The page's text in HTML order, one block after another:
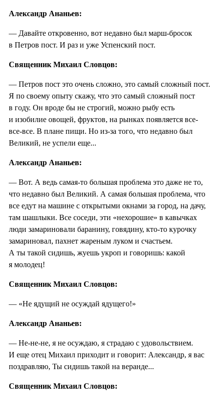
Александр Ананьев:
— Давайте откровенно, вот недавно был марш-бросок
в Петров пост. И раз и уже Успенский пост.
Священник Михаил Словцов:
— Петров пост это очень сложно, это самый сложный пост.
Я по своему опыту скажу, что это самый сложный пост
в году. Он вроде бы не строгий, можно рыбу есть
и изобилие овощей, фруктов, на рынках появляется все-
все-все. В плане пищи. Но из-за того, что недавно был
Великий, не успели еще...
Александр Ананьев:
— Вот. А ведь самая-то большая проблема это даже не то,
что недавно был Великий. А самая большая проблема, что
все едут на машине с открытыми окнами за город, на дачу,
там шашлыки. Все соседи, эти «нехорошие» в кавычках
люди замариновали баранину, говядину, кто-то курочку
замариновал, пахнет жареным луком и счастьем.
А ты такой сидишь, жуешь укроп и говоришь: какой
я молодец!
Священник Михаил Словцов:
— «Не ядущий не осуждай ядущего!»
Александр Ананьев:
— Не-не-не, я не осуждаю, я страдаю с удовольствием.
И еще отец Михаил приходит и говорит: Александр, я вас
поздравляю, Ты сидишь такой на веранде...
Священник Михаил Словцов: